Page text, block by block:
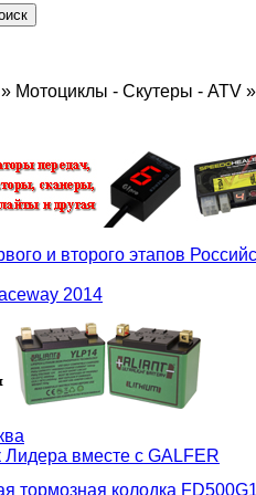
» Мотоциклы - Скутеры - ATV »
и второго этапов
2014
Лидера вместе с GALFER
тормозная колодка